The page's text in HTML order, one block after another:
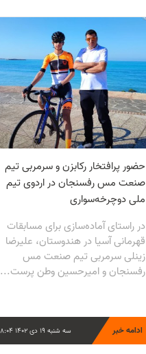
حضور پرافتخار رکابزن و سرمربی تیم
صنعت مس رفسنجان در اردوی تیم
ملی دوچرخه‌سواری
در راستای آماده‌سازی برای مسابقات
قهرمانی آسیا در هندوستان، علیرضا
زینلی سرمربی تیم صنعت مس
رفسنجان و امیرحسین وطن پرست...
سه شنبه 19 دی 1402 08:04 ادامه خبر